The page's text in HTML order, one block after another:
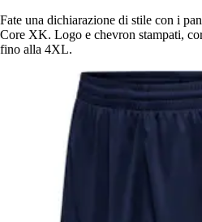
Fate una dichiarazione di stile con i
Core XK. Logo e chevron stampati,
fino alla 4XL.